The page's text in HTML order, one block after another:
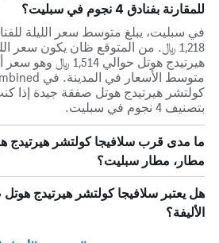
للمقارنة بفنادق 4 نجوم في سبليت؟
1,218 ﷼. من المتوقع ظان يكون سعر
كولتشر هيرتيدج هوتل صفقة جيدة إذا
بتصنيف 4 نجوم في سبليت.
ما مدى قرب سلافيجا كولتشر هيرتيدج
مطار، مطار سبليت؟
هل يعتبر سلافيجا كولتشر هيرتيدج هوتل
الأليفة؟